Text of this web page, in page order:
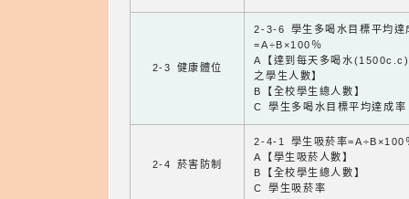
2-3 健康體位
2-3-6 學生多喝水目標平均達
=A÷B×100％
A【達到每天多喝水
之學生人數】
B【全校學生總人數】
C 學生多喝水目標平均達成率
2-4 菸害防制
2-4-1 學生吸菸率=A÷B×100
A【學生吸菸人數】
B【全校學生總人數】
C 學生吸菸率